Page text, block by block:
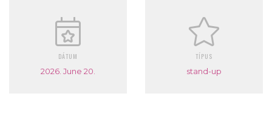
DÁTUM
2026. June 20.
TÍPUS
stand-up